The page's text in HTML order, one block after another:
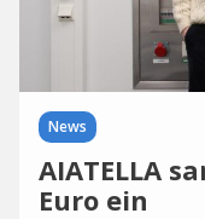
News
AIATELLA
Euro ein